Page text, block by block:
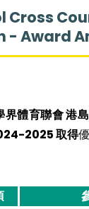
Cross
- Award
界體育聯會 港
2025 取得